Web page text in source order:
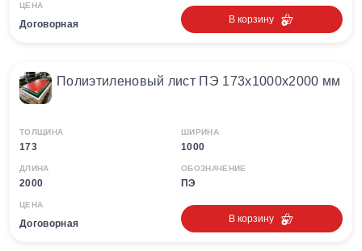
ЦЕНА
Договорная В корзину
Полиэтиленовый лист ПЭ 173х1000х2000 мм
ТОЛЩИНА
173
ШИРИНА
1000
ДЛИНА
2000
ОБОЗНАЧЕНИЕ
ПЭ
ЦЕНА
Договорная В корзину